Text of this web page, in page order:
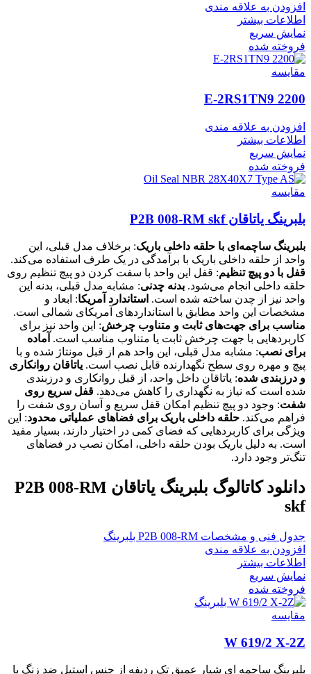
افزودن به علاقه مندی
اطلاعات بیشتر
نمایش سریع
فروخته شده
مقايسه
2200 E-2RS1TN9
افزودن به علاقه مندی
اطلاعات بیشتر
نمایش سریع
فروخته شده
مقايسه
بلبرینگ یاتاقان P2B 008-RM skf
بلبرینگ ساچمه‌ای با حلقه داخلی باریک: برخلاف مدل قبلی، این
واحد از حلقه داخلی باریک با برآمدگی در یک طرف استفاده می‌کند.
قفل با دو پیچ تنظیم: قفل این واحد با سفت کردن دو پیچ تنظیم روی
حلقه داخلی انجام می‌شود. بدنه چدنی: مشابه مدل قبلی، بدنه این
واحد نیز از چدن ساخته شده است. استاندارد آمریکا: ابعاد و
مشخصات این واحد مطابق با استانداردهای آمریکای شمالی است.
مناسب برای جهت‌های ثابت و متناوب چرخش: این واحد نیز برای
کاربردهایی با جهت چرخش ثابت یا متناوب مناسب است. آماده
برای نصب: مشابه مدل قبلی، این واحد هم از قبل مونتاژ شده و با
پیچ و مهره روی سطح نگهدارنده قابل نصب است. یاتاقان روانکاری
و درزبندی شده: یاتاقان داخل واحد، از قبل روانکاری و درزبندی
شده است که نیاز به نگهداری را کاهش می‌دهد. قفل سریع روی
شفت: وجود دو پیچ تنظیم امکان قفل سریع و آسان روی شفت را
فراهم می‌کند. حلقه داخلی باریک برای فضاهای عملیاتی محدود: این
ویژگی برای کاربردهایی که فضای کمی در اختیار دارند، بسیار مفید
است. به دلیل باریک بودن حلقه داخلی، امکان نصب در فضاهای
تنگ‌تر وجود دارد.
دانلود کاتالوگ بلبرینگ یاتاقان P2B 008-RM
skf
جدول فنی و مشخصات P2B 008-RM بلبرینگ
افزودن به علاقه مندی
اطلاعات بیشتر
نمایش سریع
فروخته شده
مقايسه
W 619/2 X-2Z
بلبرینگ ساچمه ای شیار عمیق تک ردیفه از جنس استیل ضد زنگ با